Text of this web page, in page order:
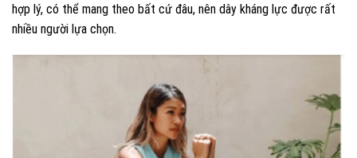
hợp lý, có thể mang theo bất cứ đâu, nên dây kháng lực được rất
nhiều người lựa chọn.